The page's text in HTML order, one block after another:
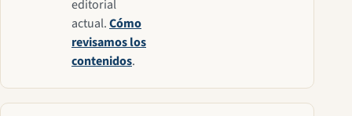
editorial
actual.Cómo
revisamos los
contenidos.